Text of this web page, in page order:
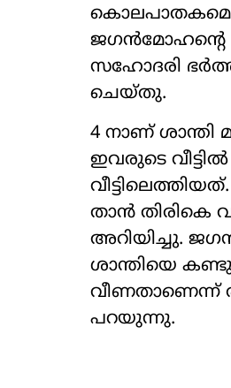
ജഗന്‍മോഹന്റെ
സഹോദരി
ചെയ്തു.
4 നാണ്
ഇവരുടെ
താന്‍
അറിയിച്ചു.
ശാന്തിയെ
പറയുന്നു.